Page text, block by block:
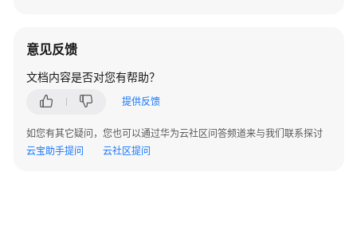
周
管
理
跨
域
意见反馈
文档内容是否对您有帮助？
提供反馈
如您有其它疑问，您也可以通过华为云社区问答频道来与我们联系探讨
云宝助手提问
云社区提问